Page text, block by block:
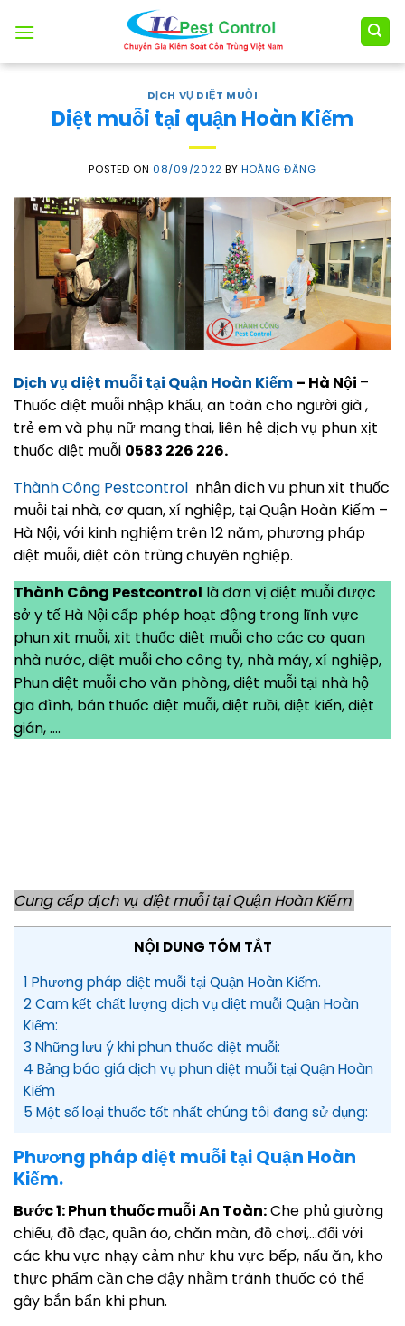
DỊCH VỤ DIỆT MUỖI
Diệt muỗi tại quận Hoàn Kiếm
POSTED ON 08/09/2022 BY HOÀNG ĐĂNG
Dịch vụ diệt muỗi tại Quận Hoàn Kiếm– Hà Nội –
Thuốc diệt muỗi nhập khẩu, an toàn cho người già ,
trẻ em và phụ nữ mang thai, liên hệ dịch vụ phun xịt
thuốc diệt muỗi 0583 226 226.
Thành Công Pestcontrol nhận dịch vụ phun xịt thuốc
muỗi tại nhà, cơ quan, xí nghiệp, tại Quận Hoàn Kiếm –
Hà Nội, với kinh nghiệm trên 12 năm, phương pháp
diệt muỗi, diệt côn trùng chuyên nghiệp.
Thành Công Pestcontrol là đơn vị diệt muỗi được
sở y tế Hà Nội cấp phép hoạt động trong lĩnh vực
phun xịt muỗi, xịt thuốc diệt muỗi cho các cơ quan
nhà nước, diệt muỗi cho công ty, nhà máy, xí nghiệp,
Phun diệt muỗi cho văn phòng, diệt muỗi tại nhà hộ
gia đình, bán thuốc diệt muỗi, diệt ruồi, diệt kiến, diệt
gián, ….
Cung cấp dịch vụ diệt muỗi tại Quận Hoàn Kiếm
NỘI DUNG TÓM TẮT
1 Phương pháp diệt muỗi tại Quận Hoàn Kiếm.
2 Cam kết chất lượng dịch vụ diệt muỗi Quận Hoàn
Kiếm:
3 Những lưu ý khi phun thuốc diệt muỗi:
4 Bảng báo giá dịch vụ phun diệt muỗi tại Quận Hoàn
Kiếm
5 Một số loại thuốc tốt nhất chúng tôi đang sử dụng:
Phương pháp diệt muỗi tại Quận Hoàn
Kiếm.
Bước 1: Phun thuốc muỗi An Toàn:Che phủ giường
chiếu, đồ đạc, quần áo, chăn màn, đồ chơi,…đối với
các khu vực nhạy cảm như khu vực bếp, nấu ăn, kho
thực phẩm cần che đậy nhằm tránh thuốc có thể
gây bắn bẩn khi phun.